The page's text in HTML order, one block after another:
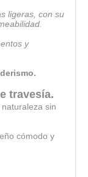
ligeras, con su
y
travesía.
sin
cómodo y